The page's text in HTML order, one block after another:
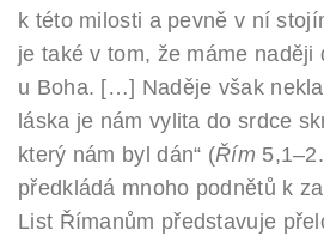
k této milosti a pevně v ní
je také v tom, že máme naději
u Boha. […] Naděje však
láska je nám vylita do srdce
který nám byl dán“ (Řím
předkládá mnoho podnětů k
List Římanům představuje